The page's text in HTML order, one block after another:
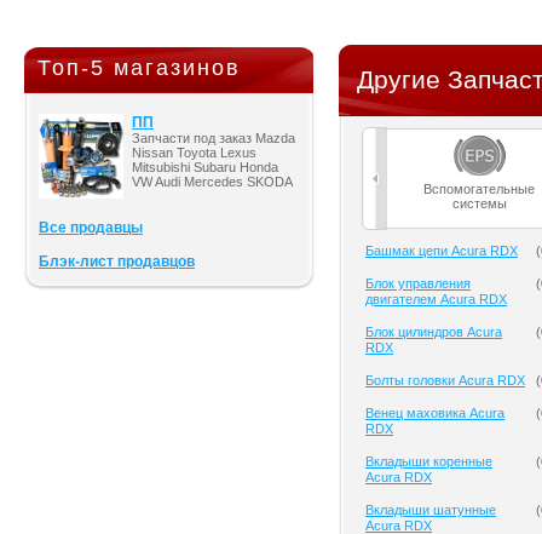
Топ-5 магазинов
ПП
Запчасти под заказ Mazda
Nissan Toyota Lexus
Mitsubishi Subaru Honda
VW Audi Mercedes SKODA
Все продавцы
Блэк-лист продавцов
Другие
Вспомогательные
системы
Башмак цепи Acura RDX (
Блок управления
двигателем Acura RDX
(
Блок цилиндров Acura
RDX
(
Болты головки Acura RDX (
Венец маховика Acura
RDX
(
Вкладыши коренные
Acura RDX
(
Вкладыши шатунные
Acura RDX
(